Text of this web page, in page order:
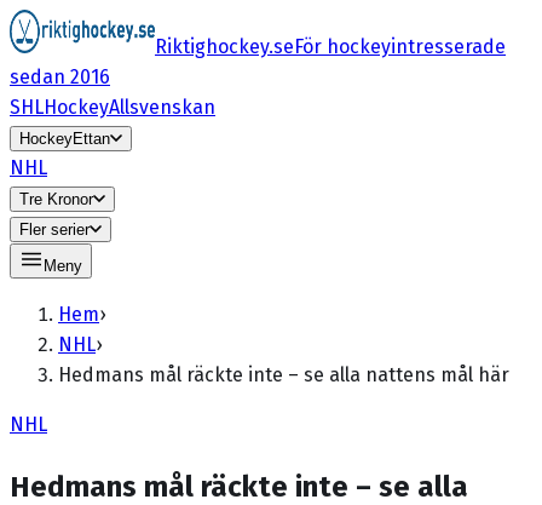
Riktighockey.seFör hockeyintresserade
sedan 2016
SHLHockeyAllsvenskan
HockeyEttan
NHL
Tre Kronor
Fler serier
Meny
Hem›
NHL›
Hedmans mål räckte inte – se alla nattens mål här
NHL
Hedmans mål räckte inte – se alla